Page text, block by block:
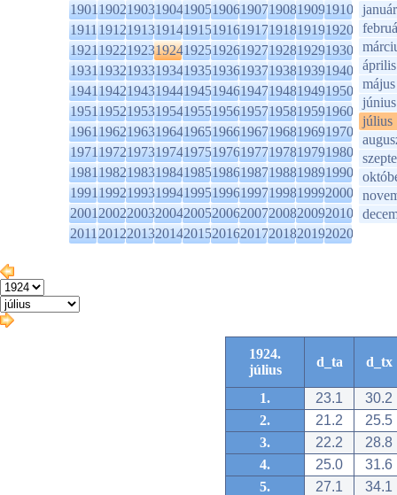
1901190219031904190519061907190819091910
1911191219131914191519161917191819191920
1921192219231924192519261927192819291930
1931193219331934193519361937193819391940
1941194219431944194519461947194819491950
1951195219531954195519561957195819591960
1961196219631964196519661967196819691970
1971197219731974197519761977197819791980
1981198219831984198519861987198819891990
1991199219931994199519961997199819992000
2001200220032004200520062007200820092010
2011201220132014201520162017201820192020
január
április
május
június
július
1924.
július
d_ta d_tx
1. 23.1
30.2
2.
21.2
25.5
3.
22.2
28.8
4.
25.0
31.6
5.
27.1
34.1